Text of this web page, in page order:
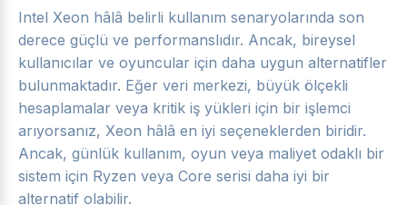
Intel Xeon hâlâ belirli kullanım senaryolarında son
derece güçlü ve performanslıdır. Ancak, bireysel
kullanıcılar ve oyuncular için daha uygun alternatifler
bulunmaktadır. Eğer veri merkezi, büyük ölçekli
hesaplamalar veya kritik iş yükleri için bir işlemci
arıyorsanız, Xeon hâlâ en iyi seçeneklerden biridir.
Ancak, günlük kullanım, oyun veya maliyet odaklı bir
sistem için Ryzen veya Core serisi daha iyi bir
alternatif olabilir.